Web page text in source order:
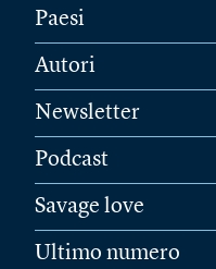
Paesi
Autori
Newsletter
Podcast
Savage love
Ultimo numero